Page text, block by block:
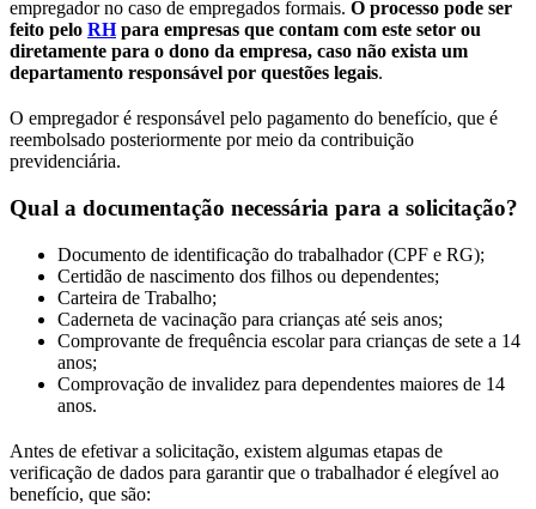
empregador no caso de empregados formais. O processo pode ser
feito pelo RHpara empresas que contam com este setor ou
diretamente para o dono da empresa, caso não exista um
departamento responsável por questões legais.
O empregador é responsável pelo pagamento do benefício, que é
reembolsado posteriormente por meio da contribuição
previdenciária.
Qual a documentação necessária para a solicitação?
Documento de identificação do trabalhador (CPF e RG);
Certidão de nascimento dos filhos ou dependentes;
Carteira de Trabalho;
Caderneta de vacinação para crianças até seis anos;
Comprovante de frequência escolar para crianças de sete a 14
anos;
Comprovação de invalidez para dependentes maiores de 14
anos.
Antes de efetivar a solicitação, existem algumas etapas de
verificação de dados para garantir que o trabalhador é elegível ao
benefício, que são: